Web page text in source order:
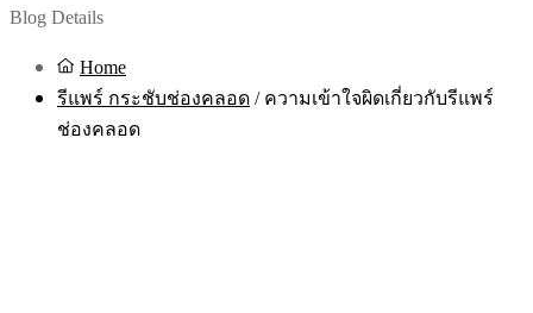
Blog Details
Home
รีแพร์ กระชับช่องคลอด / ความเข้าใจผิดเกี่ยวกับรีแพร์
ช่องคลอด